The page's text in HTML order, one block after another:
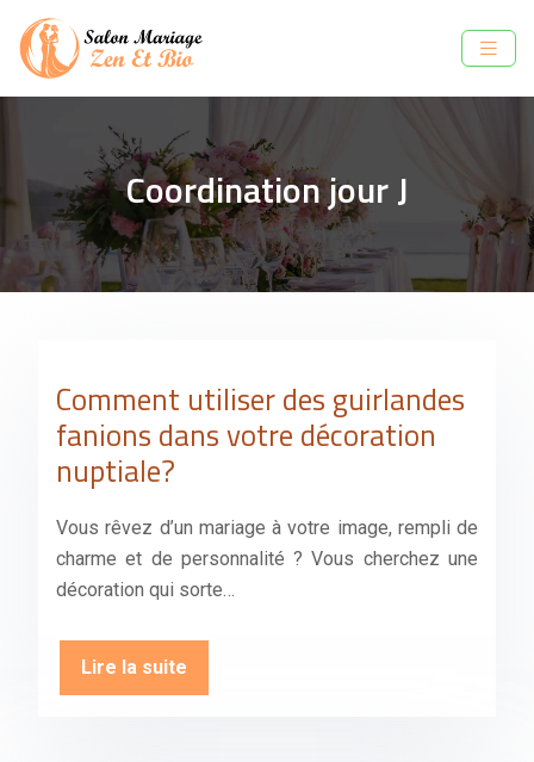
Coordination jour J
Comment utiliser des guirlandes
fanions dans votre décoration
nuptiale?
Vous rêvez d’un mariage à votre image, rempli de
charme et de personnalité ? Vous cherchez une
décoration qui sorte…
Lire la suite